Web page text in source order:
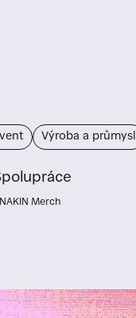
Výroba a průmysl
Merch